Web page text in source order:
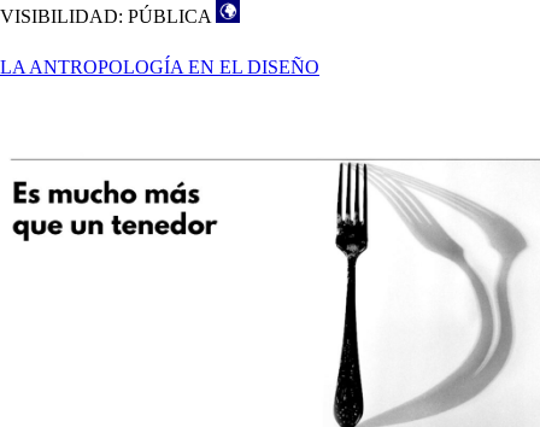
VISIBILIDAD: PÚBLICA
LA ANTROPOLOGÍA EN EL DISEÑO